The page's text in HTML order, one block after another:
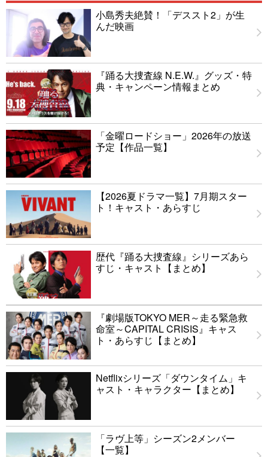
小島秀夫絶賛！「デススト2」が生
んだ映画
『踊る大捜査線 N.E.W.』グッズ・特
典・キャンペーン情報まとめ
「金曜ロードショー」2026年の放送
予定【作品一覧】
【2026夏ドラマ一覧】7月期スター
ト！キャスト・あらすじ
歴代『踊る大捜査線』シリーズあら
すじ・キャスト【まとめ】
『劇場版TOKYO MER～走る緊急救
命室～CAPITAL CRISIS』キャス
ト・あらすじ【まとめ】
Netflixシリーズ「ダウンタイム」キ
ャスト・キャラクター【まとめ】
「ラヴ上等」シーズン2メンバー
【一覧】